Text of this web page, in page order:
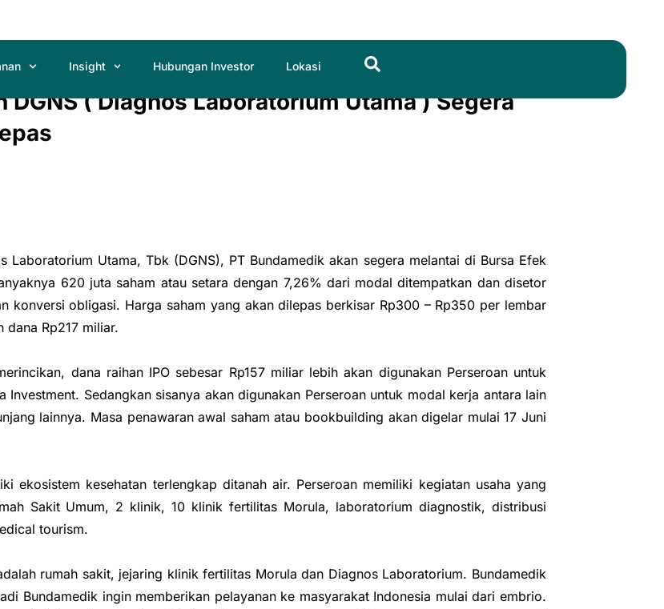
Insight Hubungan Investor Lokasi
DGNS ( Diagnos Laboratorium Utama ) Segera
Laboratorium Utama, Tbk (DGNS), PT Bundamedik akan segera melantai di Bursa Efek
620 juta saham atau setara dengan 7,26% dari modal ditempatkan dan disetor
konversi obligasi. Harga saham yang akan dilepas berkisar Rp300 – Rp350 per lembar
dana Rp217 miliar.
dana raihan IPO sebesar Rp157 miliar lebih akan digunakan Perseroan untuk
Sedangkan sisanya akan digunakan Perseroan untuk modal kerja antara lain
lainnya. Masa penawaran awal saham atau bookbuilding akan digelar mulai 17 Juni
ekosistem kesehatan terlengkap ditanah air. Perseroan memiliki kegiatan usaha yang
Sakit Umum, 2 klinik, 10 klinik fertilitas Morula, laboratorium diagnostik, distribusi
tourism.
rumah sakit, jejaring klinik fertilitas Morula dan Diagnos Laboratorium. Bundamedik
Bundamedik ingin memberikan pelayanan ke masyarakat Indonesia mulai dari embrio.